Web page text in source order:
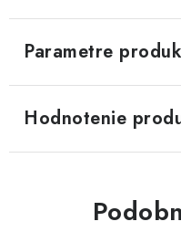
Parametre
Hodnotenie